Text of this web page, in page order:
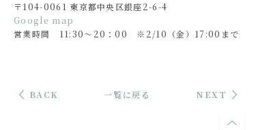
〒104-0061 東京都中央区銀座2-6-4
Google map
営業時間 11:30～20：00 ※2/10（金）17:00まで
BACK 一覧に戻る NEXT